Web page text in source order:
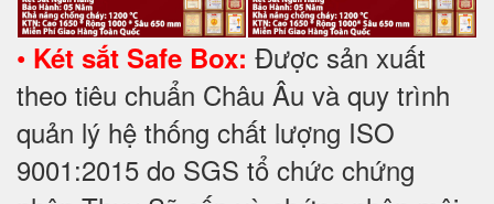
• Két sắt Safe Box: Được sản xuất
theo tiêu chuẩn Châu Âu và quy trình
quản lý hệ thống chất lượng ISO
9001:2015 do SGS tổ chức chứng